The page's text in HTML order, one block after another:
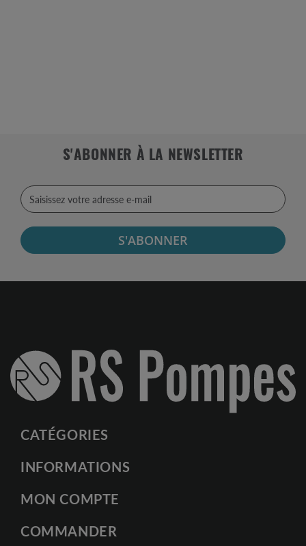
S'ABONNER À LA NEWSLETTER
S'ABONNER
CATÉGORIES
INFORMATIONS
MON COMPTE
COMMANDER